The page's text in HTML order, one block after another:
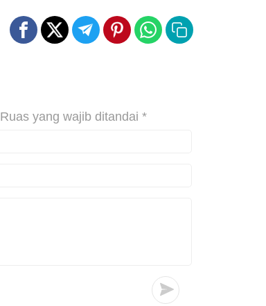
Ruas yang wajib ditandai *